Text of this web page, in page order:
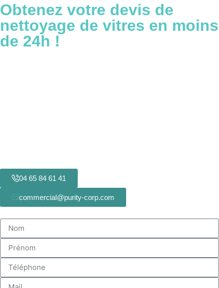
Obtenez votre devis de
nettoyage de vitres en moins
de 24h !
04 65 84 61 41
commercial@purity-corp.com